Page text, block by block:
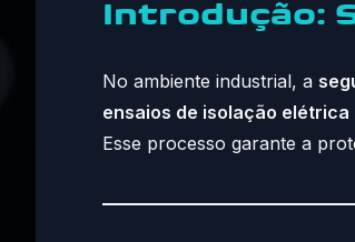
Introdução:
No ambiente industrial, a
ensaios de isolação
Esse processo garante a